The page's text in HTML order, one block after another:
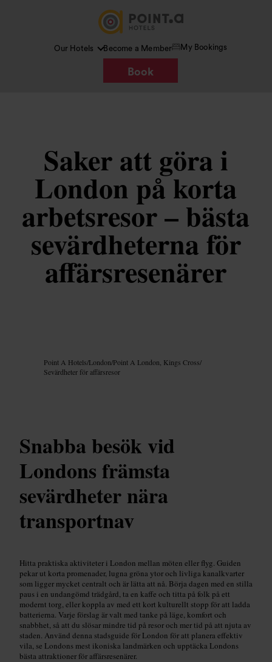
Our Hotels Become a Member My Bookings
Book
Saker att göra i
London på korta
arbetsresor – bästa
sevärdheterna för
affärsresenärer
Point A Hotels/London/Point A London, Kings Cross/
Sevärdheter för affärsresor
Snabba besök vid
Londons främsta
sevärdheter nära
transportnav
Hitta praktiska aktiviteter i London mellan möten eller flyg. Guiden
pekar ut korta promenader, lugna gröna ytor och livliga kanalkvarter
som ligger mycket centralt och är lätta att nå. Börja dagen med en stilla
paus i en undangömd trädgård, ta en kaffe och titta på folk på ett
modernt torg, eller koppla av med ett kort kulturellt stopp för att ladda
batterierna. Varje förslag är valt med tanke på läge, komfort och
snabbhet, så att du slösar mindre tid på resor och mer tid på att njuta av
staden. Använd denna stadsguide för London för att planera effektiv
vila, se Londons mest ikoniska landmärken och upptäcka Londons
bästa attraktioner för affärsresenärer.